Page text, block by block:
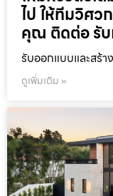
ไป ให้ทีมวิศว
คุณ ติดต่อ รับ
รับออกแบบและสร้า
ดูเพิ่มเติม »